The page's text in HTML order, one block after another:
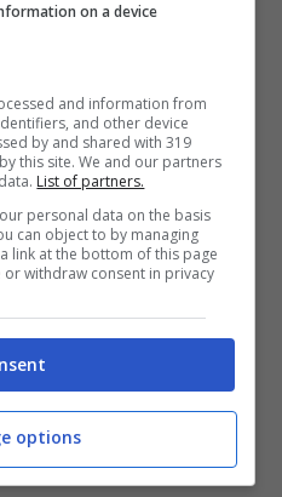
sarebbe la
cade in un
settimana fa
riportata la
ANCHE >>> A
la storia
on a device
and information from
and other device
by and shared with 319
this site. We and our partners
List of partners.
personal data on the basis
can object to by managing
link at the bottom of this page
withdraw consent in privacy
options